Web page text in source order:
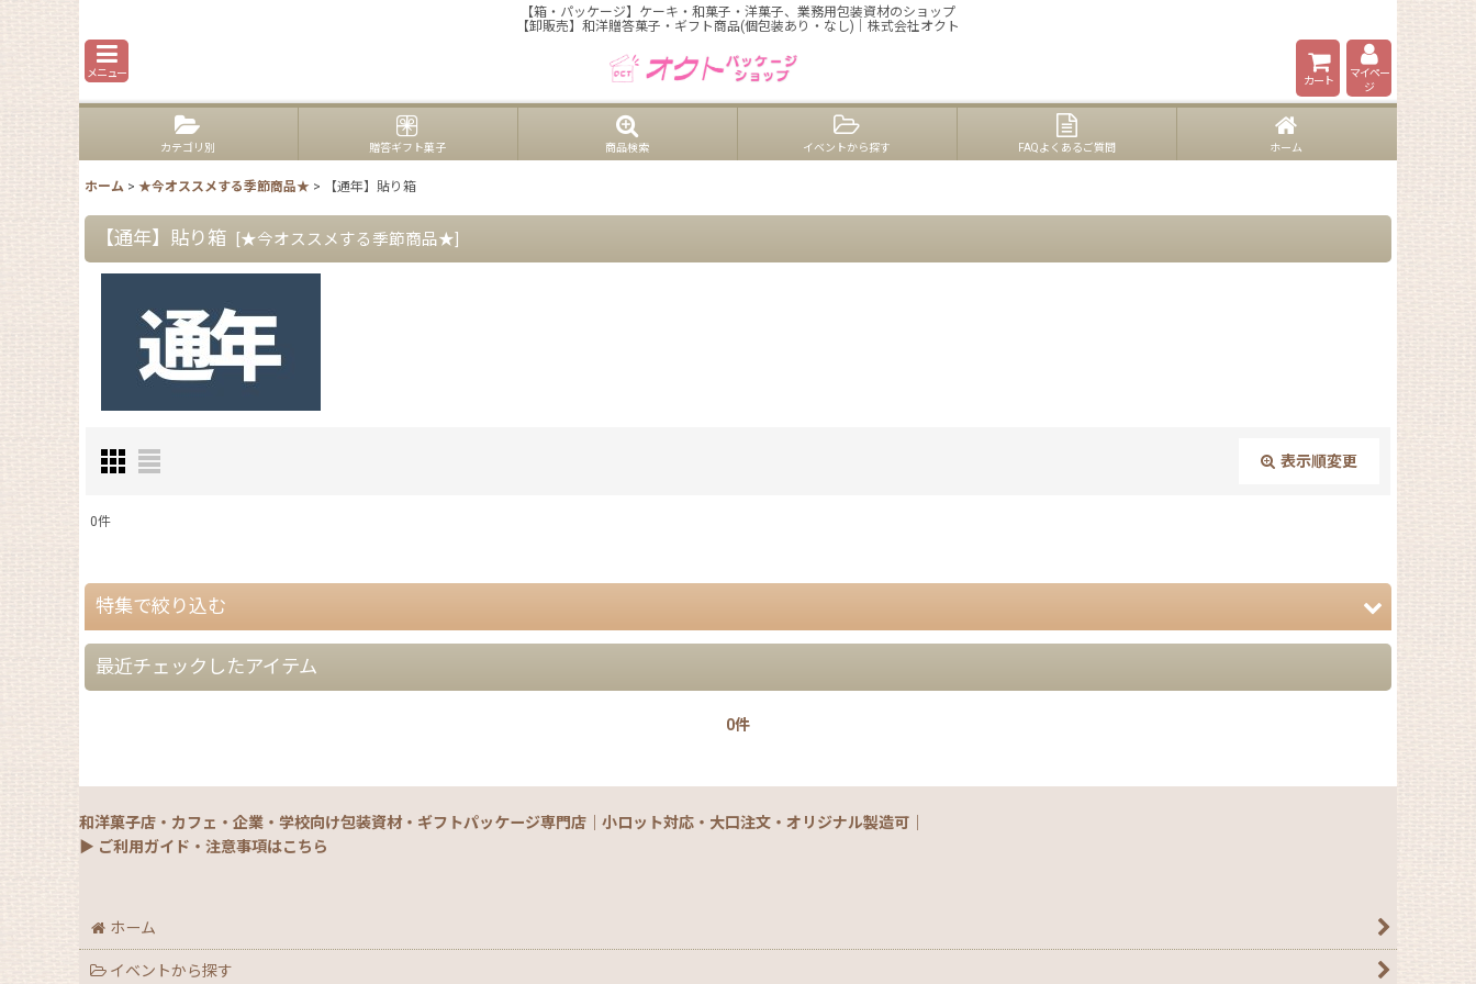
【箱・パッケージ】ケーキ・和菓子・洋菓子、業務用包装資材のショップ
【卸販売】和洋贈答菓子・ギフト商品(個包装あり・なし)｜株式会社オクト
メニュー
カート
マイペー
ジ
カテゴリ別 贈答ギフト菓子 商品検索 イベントから探す FAQよくあるご質問 ホーム
ホーム > ★今オススメする季節商品★ > 【通年】貼り箱
【通年】貼り箱 [★今オススメする季節商品★]
表示順変更
在庫あり
並び順:
絞り込む
0件
特集で絞り込む
【夏】さわやかパッケージ
【銘菓撰29・秋冬】菓子単品・プチギフト
【秋】秋のおすすめパッケージ
最近チェックしたアイテム
0件
和洋菓子店・カフェ・企業・学校向け包装資材・ギフトパッケージ専門店｜小ロット対応・大口注文・オリジナル製造可｜
▶ ご利用ガイド・注意事項はこちら
ホーム
イベントから探す